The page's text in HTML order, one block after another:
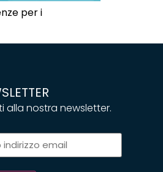
per i
alla nostra newsletter.